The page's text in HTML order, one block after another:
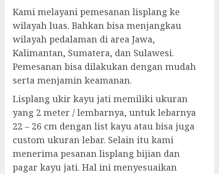
Kami melayani pemesanan lisplang ke
wilayah luas. Bahkan bisa menjangkau
wilayah pedalaman di area Jawa,
Kalimantan, Sumatera, dan Sulawesi.
Pemesanan bisa dilakukan dengan mudah
serta menjamin keamanan.
Lisplang ukir kayu jati memiliki ukuran
yang 2 meter / lembarnya, untuk lebarnya
22 – 26 cm dengan list kayu atau bisa juga
custom ukuran lebar. Selain itu kami
menerima pesanan lisplang bijian dan
pagar kayu jati. Hal ini menyesuaikan